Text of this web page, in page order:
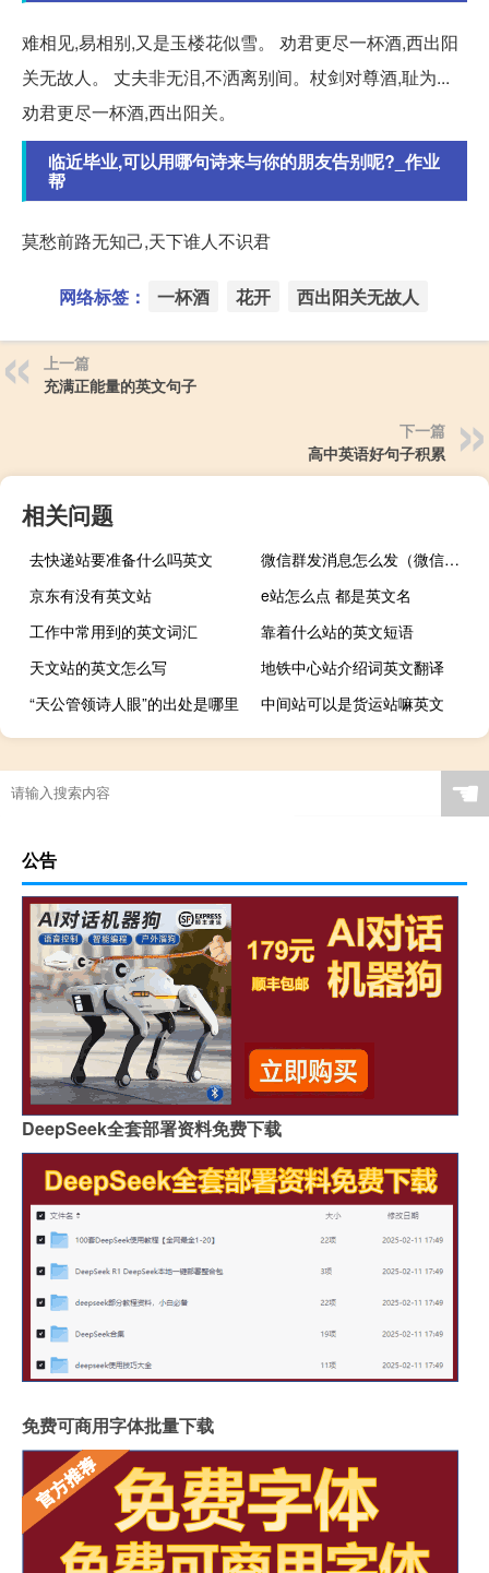
难相见,易相别,又是玉楼花似雪。 劝君更尽一杯酒,西出阳
关无故人。 丈夫非无泪,不洒离别间。杖剑对尊酒,耻为...
劝君更尽一杯酒,西出阳关。
临近毕业,可以用哪句诗来与你的朋友告别呢?_作业
帮
莫愁前路无知己,天下谁人不识君
网络标签： 一杯酒 花开 西出阳关无故人
上一篇
充满正能量的英文句子
下一篇
高中英语好句子积累
相关问题
去快递站要准备什么吗英文
微信群发消息怎么发（微信群发）
京东有没有英文站
e站怎么点 都是英文名
工作中常用到的英文词汇
靠着什么站的英文短语
天文站的英文怎么写
地铁中心站介绍词英文翻译
“天公管领诗人眼”的出处是哪里
中间站可以是货运站嘛英文
☚
公告
DeepSeek全套部署资料免费下载
免费可商用字体批量下载